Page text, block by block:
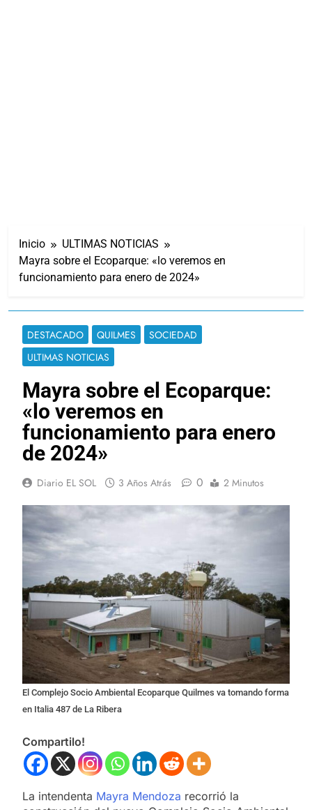
Inicio
ULTIMAS NOTICIAS
Mayra sobre el Ecoparque: «lo veremos en
funcionamiento para enero de 2024»
DESTACADO QUILMES
SOCIEDAD
ULTIMAS NOTICIAS
Mayra sobre el Ecoparque:
«lo veremos en
funcionamiento para enero
de 2024»
Diario EL SOL 3 Años Atrás 0 2 Minutos
El Complejo Socio Ambiental Ecoparque Quilmes va tomando forma
en Italia 487 de La Ribera
Compartilo!
La intendenta Mayra Mendoza recorrió la